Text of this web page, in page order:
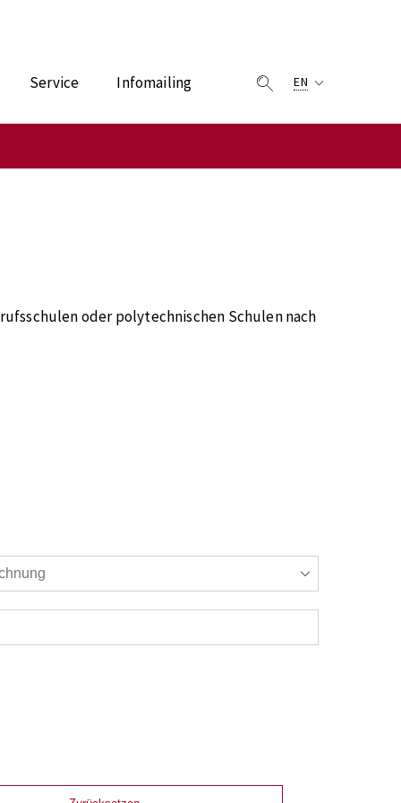
Service Infomailing EN
oder polytechnischen Schulen nach